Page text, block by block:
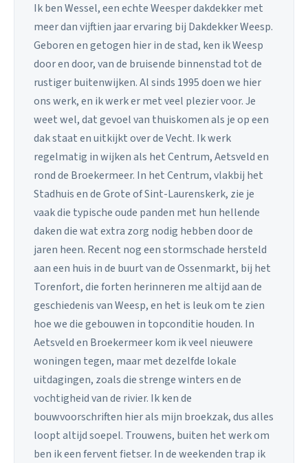
Ik ben Wessel, een echte Weesper dakdekker met
meer dan vijftien jaar ervaring bij Dakdekker Weesp.
Geboren en getogen hier in de stad, ken ik Weesp
door en door, van de bruisende binnenstad tot de
rustiger buitenwijken. Al sinds 1995 doen we hier
ons werk, en ik werk er met veel plezier voor. Je
weet wel, dat gevoel van thuiskomen als je op een
dak staat en uitkijkt over de Vecht. Ik werk
regelmatig in wijken als het Centrum, Aetsveld en
rond de Broekermeer. In het Centrum, vlakbij het
Stadhuis en de Grote of Sint-Laurenskerk, zie je
vaak die typische oude panden met hun hellende
daken die wat extra zorg nodig hebben door de
jaren heen. Recent nog een stormschade hersteld
aan een huis in de buurt van de Ossenmarkt, bij het
Torenfort, die forten herinneren me altijd aan de
geschiedenis van Weesp, en het is leuk om te zien
hoe we die gebouwen in topconditie houden. In
Aetsveld en Broekermeer kom ik veel nieuwere
woningen tegen, maar met dezelfde lokale
uitdagingen, zoals die strenge winters en de
vochtigheid van de rivier. Ik ken de
bouwvoorschriften hier als mijn broekzak, dus alles
loopt altijd soepel. Trouwens, buiten het werk om
ben ik een fervent fietser. In de weekenden trap ik